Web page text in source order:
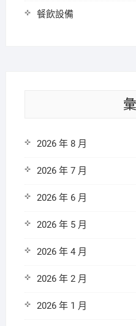
餐飲設備
2026 年 8 月
2026 年 7 月
2026 年 6 月
2026 年 5 月
2026 年 4 月
2026 年 2 月
2026 年 1 月